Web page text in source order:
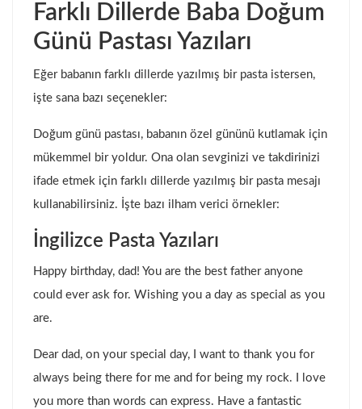
Farklı Dillerde Baba Doğum
Günü Pastası Yazıları
Eğer babanın farklı dillerde yazılmış bir pasta istersen,
işte sana bazı seçenekler:
Doğum günü pastası, babanın özel gününü kutlamak için
mükemmel bir yoldur. Ona olan sevginizi ve takdirinizi
ifade etmek için farklı dillerde yazılmış bir pasta mesajı
kullanabilirsiniz. İşte bazı ilham verici örnekler:
İngilizce Pasta Yazıları
Happy birthday, dad! You are the best father anyone
could ever ask for. Wishing you a day as special as you
are.
Dear dad, on your special day, I want to thank you for
always being there for me and for being my rock. I love
you more than words can express. Have a fantastic